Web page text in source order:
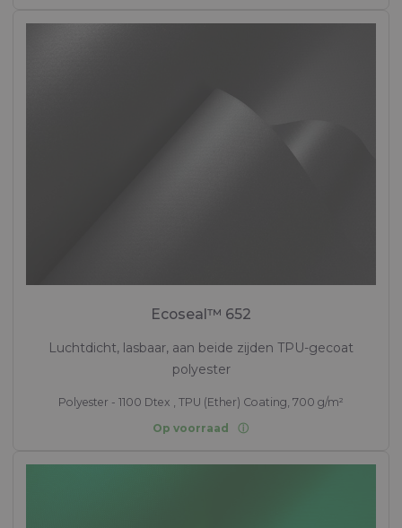
Ecoseal™ 652
Luchtdicht, lasbaar, aan beide zijden TPU-gecoat
polyester
Polyester - 1100 Dtex , TPU (Ether) Coating, 700 g/m²
Op voorraad